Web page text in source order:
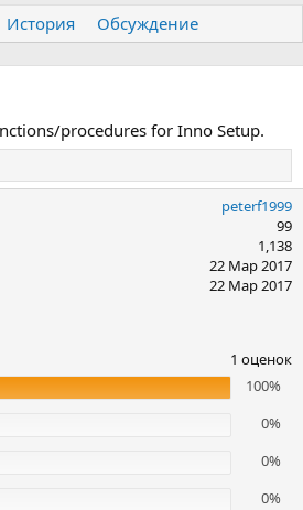
История Обсуждение
procedures for Inno Setup.
peterf1999
99
1,138
22 Мар 2017
22 Мар 2017
1 оценок
100%
0%
0%
0%